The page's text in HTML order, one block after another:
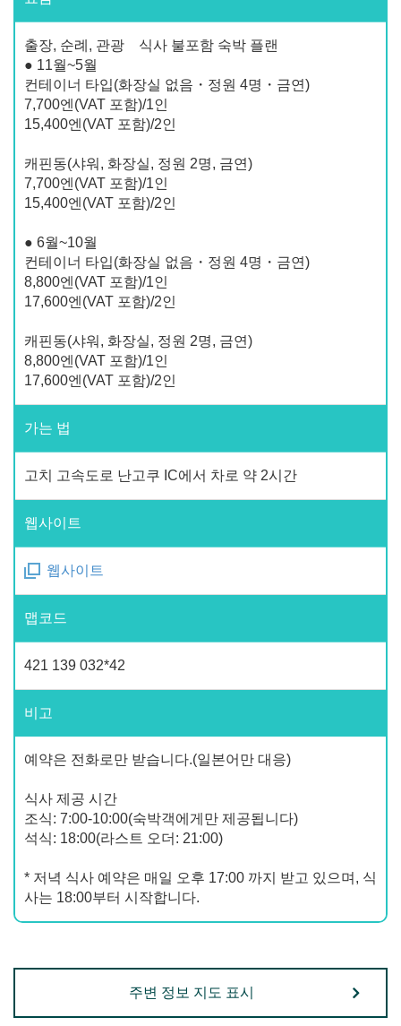
출장, 순례, 관광 식사 불포함 숙박 플랜
● 11월~5월
컨테이너 타입(화장실 없음・정원 4명・금연)
7,700엔(VAT 포함)/1인
15,400엔(VAT 포함)/2인
캐핀동(샤워, 화장실, 정원 2명, 금연)
7,700엔(VAT 포함)/1인
15,400엔(VAT 포함)/2인
● 6월~10월
컨테이너 타입(화장실 없음・정원 4명・금연)
8,800엔(VAT 포함)/1인
17,600엔(VAT 포함)/2인
캐핀동(샤워, 화장실, 정원 2명, 금연)
8,800엔(VAT 포함)/1인
17,600엔(VAT 포함)/2인
가는 법
고치 고속도로 난고쿠 IC에서 차로 약 2시간
웹사이트
웹사이트
맵코드
421 139 032*42
비고
예약은 전화로만 받습니다.(일본어만 대응)
식사 제공 시간
조식: 7:00-10:00(숙박객에게만 제공됩니다)
석식: 18:00(라스트 오더: 21:00)
* 저녁 식사 예약은 매일 오후 17:00 까지 받고 있으며, 식
사는 18:00부터 시작합니다.
주변 정보 지도 표시